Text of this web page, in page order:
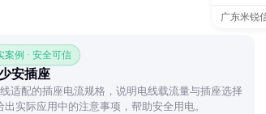
广东米锐
案例 · 安全可信
安插座
适配的插座电流规格，说明电线载流量与插座选择
实际应用中的注意事项，帮助安全用电。